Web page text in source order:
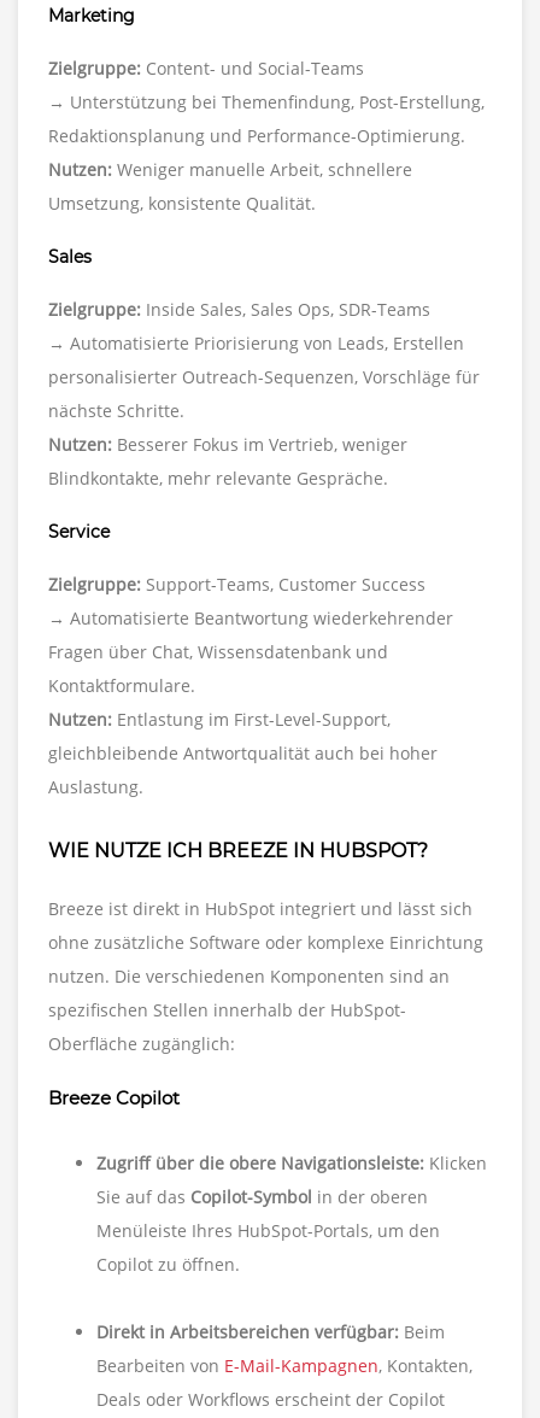
Marketing
Zielgruppe: Content- und Social-Teams
→ Unterstützung bei Themenfindung, Post-Erstellung,
Redaktionsplanung und Performance-Optimierung.
Nutzen: Weniger manuelle Arbeit, schnellere
Umsetzung, konsistente Qualität.
Sales
Zielgruppe: Inside Sales, Sales Ops, SDR-Teams
→ Automatisierte Priorisierung von Leads, Erstellen
personalisierter Outreach-Sequenzen, Vorschläge für
nächste Schritte.
Nutzen: Besserer Fokus im Vertrieb, weniger
Blindkontakte, mehr relevante Gespräche.
Service
Zielgruppe: Support-Teams, Customer Success
→ Automatisierte Beantwortung wiederkehrender
Fragen über Chat, Wissensdatenbank und
Kontaktformulare.
Nutzen: Entlastung im First-Level-Support,
gleichbleibende Antwortqualität auch bei hoher
Auslastung.
WIE NUTZE ICH BREEZE IN HUBSPOT?
Breeze ist direkt in HubSpot integriert und lässt sich
ohne zusätzliche Software oder komplexe Einrichtung
nutzen. Die verschiedenen Komponenten sind an
spezifischen Stellen innerhalb der HubSpot-
Oberfläche zugänglich:
Breeze Copilot
Zugriff über die obere Navigationsleiste: Klicken
Sie auf das Copilot-Symbol in der oberen
Menüleiste Ihres HubSpot-Portals, um den
Copilot zu öffnen.
Direkt in Arbeitsbereichen verfügbar: Beim
Bearbeiten von E-Mail-Kampagnen, Kontakten,
Deals oder Workflows erscheint der Copilot